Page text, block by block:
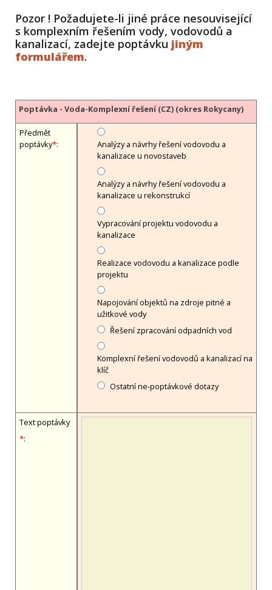
Pozor ! Požadujete-li jiné práce nesouvisející
s komplexním řešením vody, vodovodů a
kanalizací, zadejte poptávku jiným
formulářem.
Poptávka - Voda-Komplexní řešení (CZ) (okres Rokycany)
Předmět
poptávky*:
Analýzy a návrhy řešení vodovodu a
kanalizace u novostaveb
Analýzy a návrhy řešení vodovodu a
kanalizace u rekonstrukcí
Vypracování projektu vodovodu a
kanalizace
Realizace vodovodu a kanalizace podle
projektu
Napojování objektů na zdroje pitné a
užitkové vody
Řešení zpracování odpadních vod
Komplexní řešení vodovodů a kanalizací na
klíč
Ostatní ne-poptávkové dotazy
Text poptávky
*: